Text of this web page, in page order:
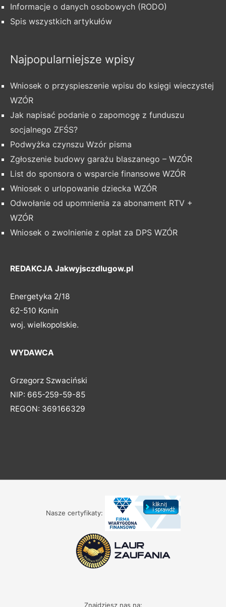
Informacje o danych osobowych (RODO)
Spis wszystkich artykułów
Najpopularniejsze wpisy
Wniosek o przyspieszenie wpisu do księgi wieczystej
WZÓR
Jak napisać podanie o zapomogę z funduszu
socjalnego ZFŚS?
Podwyżka czynszu Wzór pisma
Zgłoszenie budowy garażu blaszanego – WZÓR
List do sponsora o wsparcie finansowe WZÓR
Wniosek o urlopowanie dziecka WZÓR
Odwołanie od upomnienia za abonament RTV +
WZÓR
Wniosek o zwolnienie z opłat za DPS WZÓR
REDAKCJA Jakwyjsczdlugow.pl
Energetyka 2/18
62-510 Konin
woj. wielkopolskie.
WYDAWCA
Grzegorz Szwaciński
NIP: 665-259-59-85
REGON: 369166329
Nasze certyfikaty:
Znajdziesz nas na: